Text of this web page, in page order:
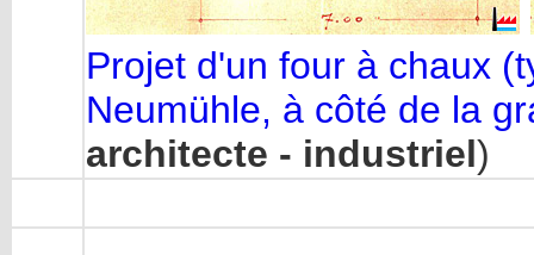
Projet d'un four à chaux
Neumühle, à côté de la
architecte - industriel)